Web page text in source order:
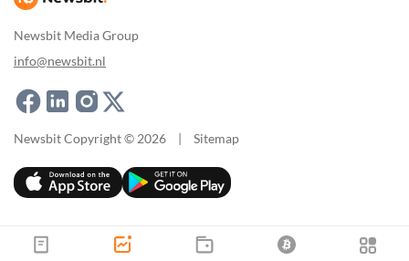
Newsbit Media Group
info@newsbit.nl
Newsbit Copyright © 2026 | Sitemap